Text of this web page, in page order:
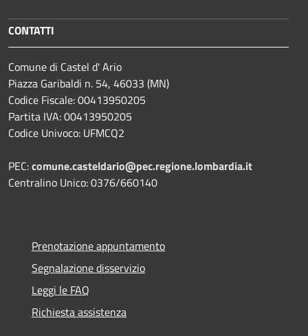
CONTATTI
Comune di Castel d' Ario
Piazza Garibaldi n. 54, 46033 (MN)
Codice Fiscale: 00413950205
Partita IVA: 00413950205
Codice Univoco: UFMCQ2
PEC:comune.casteldario@pec.regione.lombardia.it
Centralino Unico: 0376/660140
Prenotazione appuntamento
Segnalazione disservizio
Leggi le FAQ
Richiesta assistenza